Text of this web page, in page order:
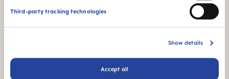
Third-party tracking technologies
Show details
Accept all